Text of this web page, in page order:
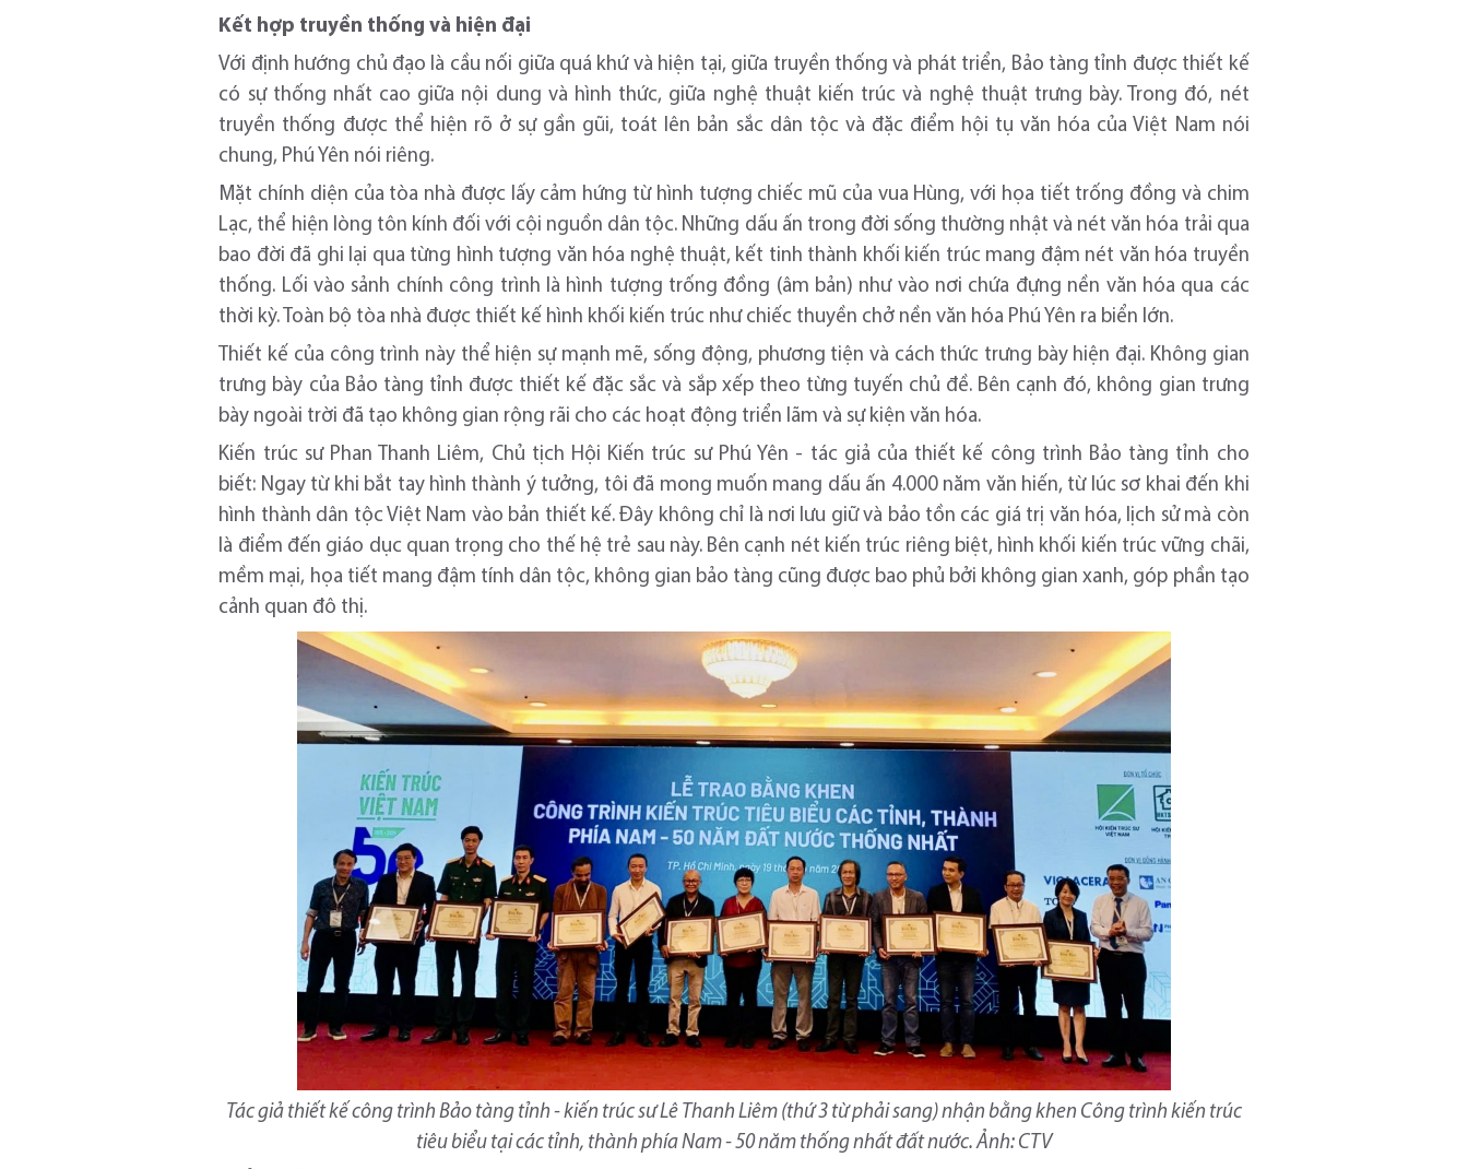
Kết hợp truyền thống và hiện đại
Với định hướng chủ đạo là cầu nối giữa quá khứ và hiện tại, giữa truyền thống và phát triển, Bảo tàng tỉnh được thiết kế
có sự thống nhất cao giữa nội dung và hình thức, giữa nghệ thuật kiến trúc và nghệ thuật trưng bày. Trong đó, nét
truyền thống được thể hiện rõ ở sự gần gũi, toát lên bản sắc dân tộc và đặc điểm hội tụ văn hóa của Việt Nam nói
chung, Phú Yên nói riêng.
Mặt chính diện của tòa nhà được lấy cảm hứng từ hình tượng chiếc mũ của vua Hùng, với họa tiết trống đồng và chim
Lạc, thể hiện lòng tôn kính đối với cội nguồn dân tộc. Những dấu ấn trong đời sống thường nhật và nét văn hóa trải qua
bao đời đã ghi lại qua từng hình tượng văn hóa nghệ thuật, kết tinh thành khối kiến trúc mang đậm nét văn hóa truyền
thống. Lối vào sảnh chính công trình là hình tượng trống đồng (âm bản) như vào nơi chứa đựng nền văn hóa qua các
thời kỳ. Toàn bộ tòa nhà được thiết kế hình khối kiến trúc như chiếc thuyền chở nền văn hóa Phú Yên ra biển lớn.
Thiết kế của công trình này thể hiện sự mạnh mẽ, sống động, phương tiện và cách thức trưng bày hiện đại. Không gian
trưng bày của Bảo tàng tỉnh được thiết kế đặc sắc và sắp xếp theo từng tuyến chủ đề. Bên cạnh đó, không gian trưng
bày ngoài trời đã tạo không gian rộng rãi cho các hoạt động triển lãm và sự kiện văn hóa.
Kiến trúc sư Phan Thanh Liêm, Chủ tịch Hội Kiến trúc sư Phú Yên - tác giả của thiết kế công trình Bảo tàng tỉnh cho
biết: Ngay từ khi bắt tay hình thành ý tưởng, tôi đã mong muốn mang dấu ấn 4.000 năm văn hiến, từ lúc sơ khai đến khi
hình thành dân tộc Việt Nam vào bản thiết kế. Đây không chỉ là nơi lưu giữ và bảo tồn các giá trị văn hóa, lịch sử mà còn
là điểm đến giáo dục quan trọng cho thế hệ trẻ sau này. Bên cạnh nét kiến trúc riêng biệt, hình khối kiến trúc vững chãi,
mềm mại, họa tiết mang đậm tính dân tộc, không gian bảo tàng cũng được bao phủ bởi không gian xanh, góp phần tạo
cảnh quan đô thị.
Tác giả thiết kế công trình Bảo tàng tỉnh - kiến trúc sư Lê Thanh Liêm (thứ 3 từ phải sang) nhận bằng khen Công trình kiến trúc
tiêu biểu tại các tỉnh, thành phía Nam - 50 năm thống nhất đất nước. Ảnh: CTV